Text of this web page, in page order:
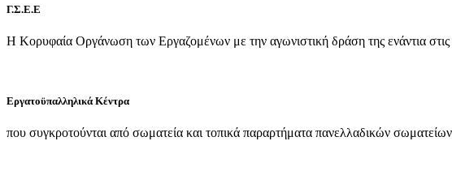
Γ.Σ.Ε.Ε
Η Κορυφαία Οργάνωση των Εργαζομένων με την αγωνιστική δράση της ενάντια στις
Εργατοϋπαλληλικά Κέντρα
που συγκροτούνται από σωματεία και τοπικά παραρτήματα πανελλαδικών